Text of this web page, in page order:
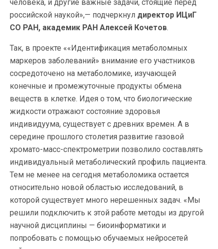
человека, и другие важные задачи, стоящие перед
российской наукой»,— подчеркнул директор ИЦиГ
СО РАН, академик РАН Алексей Кочетов.
Так, в проекте ««Идентификация метаболомных
маркеров заболеваний» внимание его участников
сосредоточено на метаболомике, изучающей
конечные и промежуточные продукты обмена
веществ в клетке. Идея о том, что биологические
жидкости отражают состояние здоровья
индивидуума, существует с древних времен. А в
середине прошлого столетия развитие газовой
хромато-масс-спектрометрии позволило составлять
индивидуальный метаболический профиль пациента.
Тем не менее на сегодня метаболомика остается
относительно новой областью исследований, в
которой существует много нерешенных задач. «Мы
решили подключить к этой работе методы из другой
научной дисциплины — биоинформатики и
попробовать с помощью обучаемых нейросетей